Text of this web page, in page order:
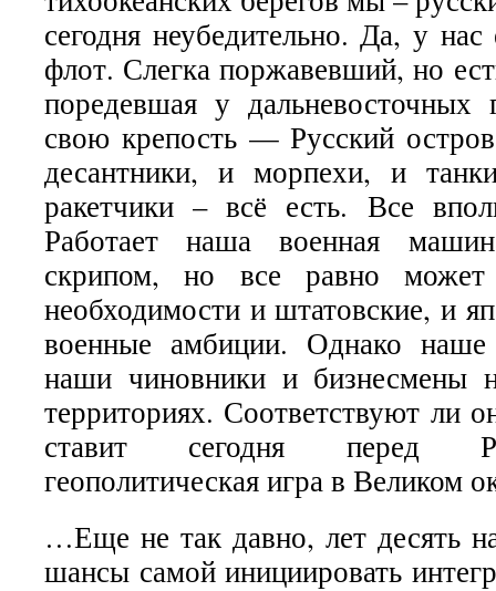
сегодня неубедительно. Да, у нас
флот. Слегка поржавевший, но
поредевшая у дальневосточных
свою крепость — Русский
десантники, и морпехи, и
ракетчики – всё есть. Все
Работает наша военная
скрипом, но все равно может
необходимости и штатовские, и
военные амбиции. Однако наше
наши чиновники и бизнесмены
территориях. Соответствуют ли
ставит сегодня перед
геополитическая игра в Великом
…Еще не так давно, лет десять
шансы самой инициировать